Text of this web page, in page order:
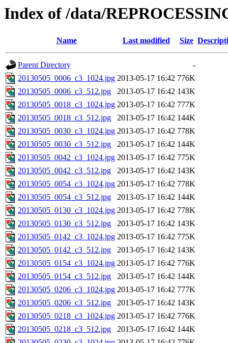
Index of /data/
Name Last modified Size
Parent Directory
-
20130505_0006_c3_1024.jpg 2013-05-17 16:42 776K
20130505_0006_c3_512.jpg
2013-05-17 16:42 143K
20130505_0018_c3_1024.jpg 2013-05-17 16:42 777K
20130505_0018_c3_512.jpg
2013-05-17 16:42 144K
20130505_0030_c3_1024.jpg 2013-05-17 16:42 778K
20130505_0030_c3_512.jpg
2013-05-17 16:42 144K
20130505_0042_c3_1024.jpg 2013-05-17 16:42 775K
20130505_0042_c3_512.jpg
2013-05-17 16:42 143K
20130505_0054_c3_1024.jpg 2013-05-17 16:42 778K
20130505_0054_c3_512.jpg
2013-05-17 16:42 144K
20130505_0130_c3_1024.jpg 2013-05-17 16:42 778K
20130505_0130_c3_512.jpg
2013-05-17 16:42 143K
20130505_0142_c3_1024.jpg 2013-05-17 16:42 775K
20130505_0142_c3_512.jpg
2013-05-17 16:42 143K
20130505_0154_c3_1024.jpg 2013-05-17 16:42 776K
20130505_0154_c3_512.jpg
2013-05-17 16:42 144K
20130505_0206_c3_1024.jpg 2013-05-17 16:42 777K
20130505_0206_c3_512.jpg
2013-05-17 16:42 143K
20130505_0218_c3_1024.jpg 2013-05-17 16:42 776K
20130505_0218_c3_512.jpg
2013-05-17 16:42 144K